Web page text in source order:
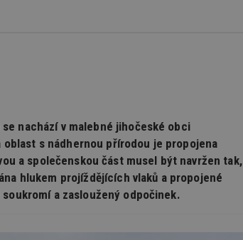
nachází v malebné jihočeské obci
s nádhernou přírodou je propojena
a společenskou část musel být navržen tak,
hlukem projíždějících vlaků a propojené
a zasloužený odpočinek.